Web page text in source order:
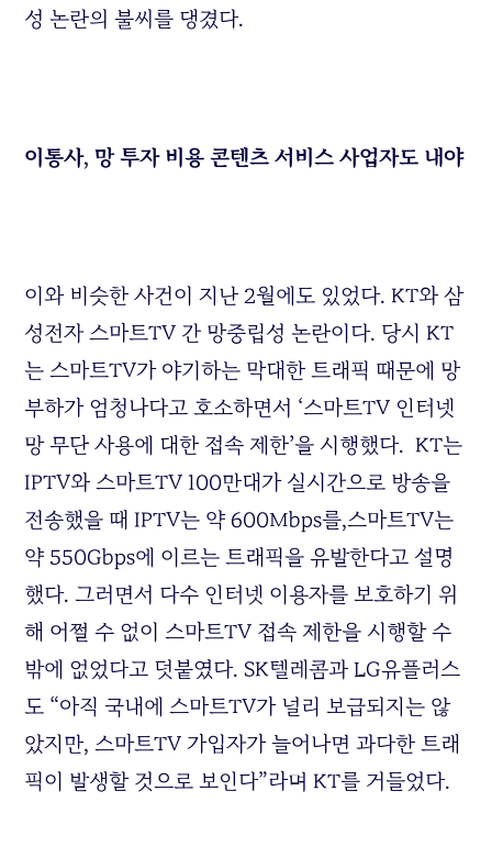
성 논란의 불씨를 댕겼다.
이통사, 망 투자 비용 콘텐츠 서비스 사업자도 내야
이와 비슷한 사건이 지난 2월에도 있었다. KT와 삼
성전자 스마트TV 간 망중립성 논란이다. 당시 KT
는 스마트TV가 야기하는 막대한 트래픽 때문에 망
부하가 엄청나다고 호소하면서 ‘스마트TV 인터넷
망 무단 사용에 대한 접속 제한’을 시행했다. KT는
IPTV와 스마트TV 100만대가 실시간으로 방송을
전송했을 때 IPTV는 약 600Mbps를,스마트TV는
약 550Gbps에 이르는 트래픽을 유발한다고 설명
했다. 그러면서 다수 인터넷 이용자를 보호하기 위
해 어쩔 수 없이 스마트TV 접속 제한을 시행할 수
밖에 없었다고 덧붙였다. SK텔레콤과 LG유플러스
도 “아직 국내에 스마트TV가 널리 보급되지는 않
았지만, 스마트TV 가입자가 늘어나면 과다한 트래
픽이 발생할 것으로 보인다”라며 KT를 거들었다.